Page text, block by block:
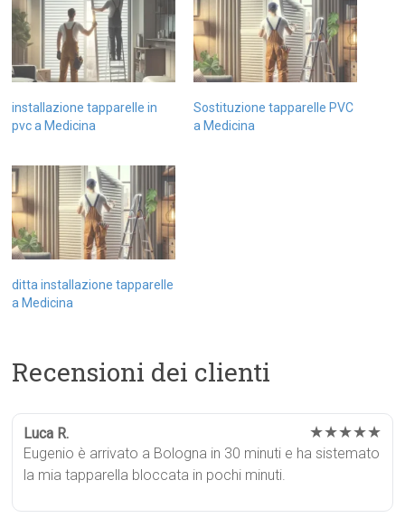
installazione tapparelle in
pvc a Medicina
Sostituzione tapparelle PVC
a Medicina
ditta installazione tapparelle
a Medicina
Recensioni dei clienti
Luca R. ★★★★★
Eugenio è arrivato a Bologna in 30 minuti e ha sistemato
la mia tapparella bloccata in pochi minuti.